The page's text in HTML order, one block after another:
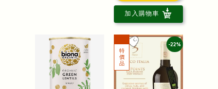
加入購物車
-22%